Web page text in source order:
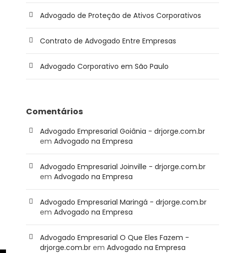
Advogado de Proteção de Ativos Corporativos
Contrato de Advogado Entre Empresas
Advogado Corporativo em São Paulo
Comentários
Advogado Empresarial Goiânia - drjorge.com.br
emAdvogado na Empresa
Advogado Empresarial Joinville - drjorge.com.br
emAdvogado na Empresa
Advogado Empresarial Maringá - drjorge.com.br
emAdvogado na Empresa
Advogado Empresarial O Que Eles Fazem -
drjorge.com.br emAdvogado na Empresa